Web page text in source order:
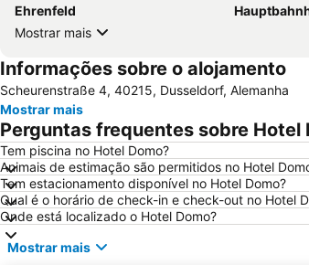
Ehrenfeld
Mostrar mais
Informações sobre o alojamento
Scheurenstraße 4, 40215, Dusseldorf, Alemanha
Mostrar mais
Perguntas frequentes sobre Hotel
Tem piscina no Hotel Domo?
Animais de estimação são permitidos no Hotel
Tem estacionamento disponível no Hotel Domo?
Qual é o horário de check-in e check-out no Hotel
Onde está localizado o Hotel Domo?
Mostrar mais